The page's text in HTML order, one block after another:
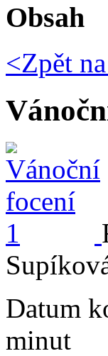
Obsah
<Zpět na
Datum
minut